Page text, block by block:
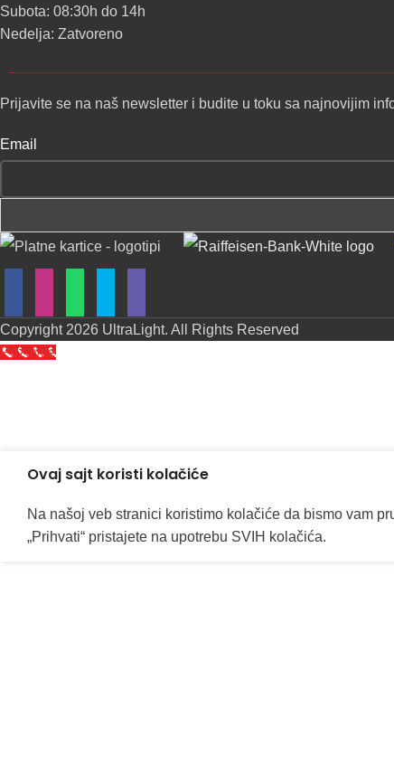
Subota: 08:30h do 14h
Nedelja: Zatvoreno
Prijavite se na naš newsletter i budite u toku sa najnovijim
Email
Copyright 2026 UltraLight. All Rights Reserved
Ovaj sajt koristi kolačiće
Na našoj veb stranici koristimo kolačiće da bismo vam
„Prihvati“ pristajete na upotrebu SVIH kolačića.
Pozovite